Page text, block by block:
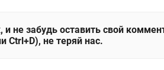
и не забудь оставить свой
не теряй нас.